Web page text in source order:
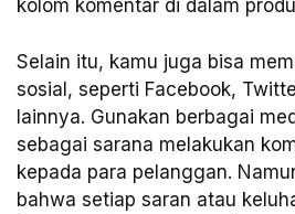
kolom komentar di dalam
Selain itu, kamu juga bisa
sosial, seperti Facebook,
lainnya. Gunakan berbagai
sebagai sarana melakukan
kepada para pelanggan.
bahwa setiap saran atau